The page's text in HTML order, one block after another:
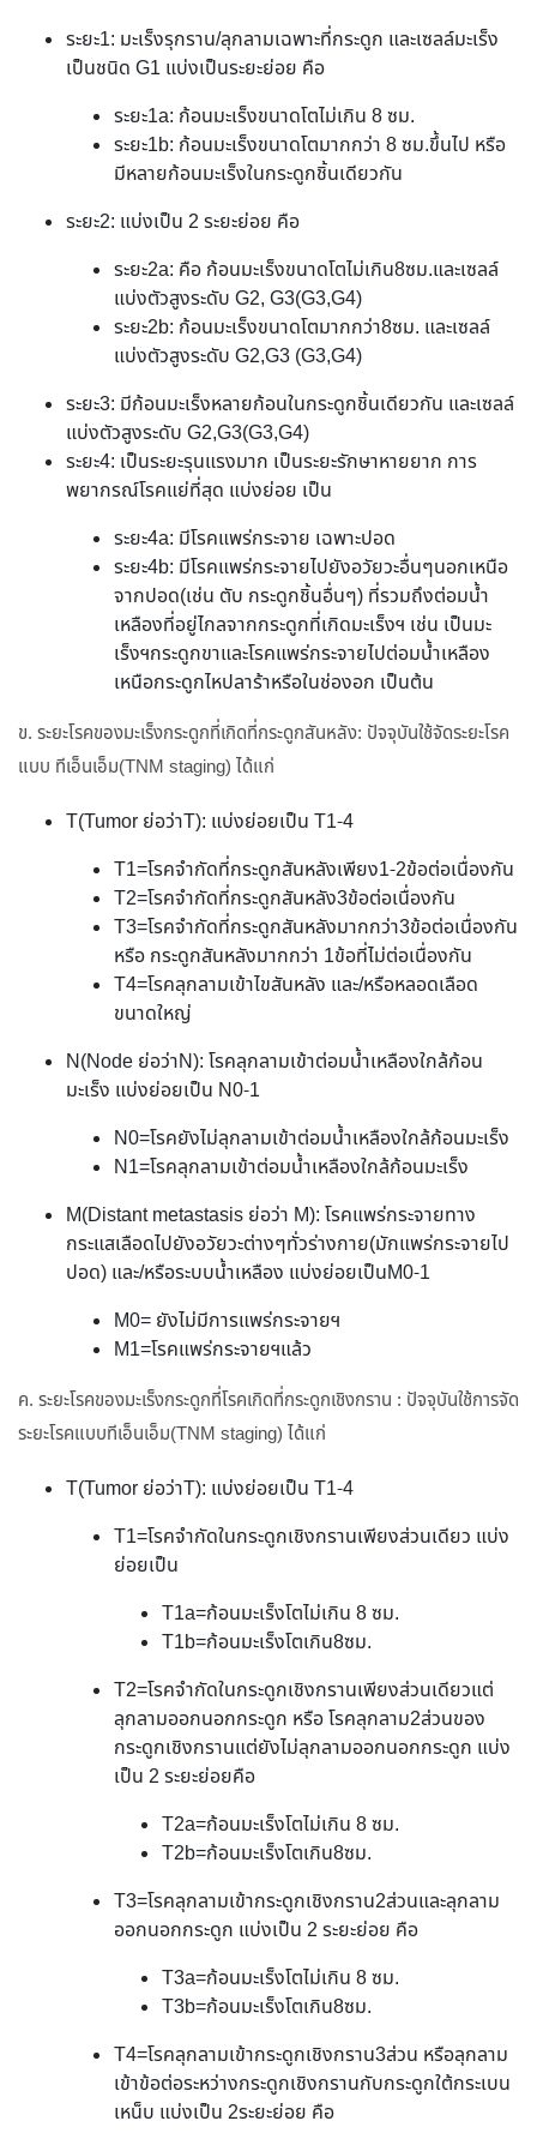
ระยะ1: มะเร็งรุกราน/ลุกลามเฉพาะที่กระดูก และเซลล์มะเร็ง
เป็นชนิด G1 แบ่งเป็นระยะย่อย คือ
ระยะ1a: ก้อนมะเร็งขนาดโตไม่เกิน 8 ซม.
ระยะ1b: ก้อนมะเร็งขนาดโตมากกว่า 8 ซม.ขึ้นไป หรือ
มีหลายก้อนมะเร็งในกระดูกชิ้นเดียวกัน
ระยะ2: แบ่งเป็น 2 ระยะย่อย คือ
ระยะ2a: คือ ก้อนมะเร็งขนาดโตไม่เกิน8ซม.และเซลล์
แบ่งตัวสูงระดับ G2, G3(G3,G4)
ระยะ2b: ก้อนมะเร็งขนาดโตมากกว่า8ซม. และเซลล์
แบ่งตัวสูงระดับ G2,G3 (G3,G4)
ระยะ3: มีก้อนมะเร็งหลายก้อนในกระดูกชิ้นเดียวกัน และเซลล์
แบ่งตัวสูงระดับ G2,G3(G3,G4)
ระยะ4: เป็นระยะรุนแรงมาก เป็นระยะรักษาหายยาก การ
พยากรณ์โรคแย่ที่สุด แบ่งย่อย เป็น
ระยะ4a: มีโรคแพร่กระจาย เฉพาะปอด
ระยะ4b: มีโรคแพร่กระจายไปยังอวัยวะอื่นๆนอกเหนือ
จากปอด(เช่น ตับ กระดูกชิ้นอื่นๆ) ที่รวมถึงต่อมน้ำ
เหลืองที่อยู่ไกลจากกระดูกที่เกิดมะเร็งฯ เช่น เป็นมะ
เร็งฯกระดูกขาและโรคแพร่กระจายไปต่อมน้ำเหลือง
เหนือกระดูกไหปลาร้าหรือในช่องอก เป็นต้น
ข. ระยะโรคของมะเร็งกระดูกที่เกิดที่กระดูกสันหลัง: ปัจจุบันใช้จัดระยะโรค
แบบ ทีเอ็นเอ็ม(TNM staging) ได้แก่
T(Tumor ย่อว่าT): แบ่งย่อยเป็น T1-4
T1=โรคจำกัดที่กระดูกสันหลังเพียง1-2ข้อต่อเนื่องกัน
T2=โรคจำกัดที่กระดูกสันหลัง3ข้อต่อเนื่องกัน
T3=โรคจำกัดที่กระดูกสันหลังมากกว่า3ข้อต่อเนื่องกัน
หรือ กระดูกสันหลังมากกว่า 1ข้อที่ไม่ต่อเนื่องกัน
T4=โรคลุกลามเข้าไขสันหลัง และ/หรือหลอดเลือด
ขนาดใหญ่
N(Node ย่อว่าN): โรคลุกลามเข้าต่อมน้ำเหลืองใกล้ก้อน
มะเร็ง แบ่งย่อยเป็น N0-1
N0=โรคยังไม่ลุกลามเข้าต่อมน้ำเหลืองใกล้ก้อนมะเร็ง
N1=โรคลุกลามเข้าต่อมน้ำเหลืองใกล้ก้อนมะเร็ง
M(Distant metastasis ย่อว่า M): โรคแพร่กระจายทาง
กระแสเลือดไปยังอวัยวะต่างๆทั่วร่างกาย(มักแพร่กระจายไป
ปอด) และ/หรือระบบน้ำเหลือง แบ่งย่อยเป็นM0-1
M0= ยังไม่มีการแพร่กระจายฯ
M1=โรคแพร่กระจายฯแล้ว
ค. ระยะโรคของมะเร็งกระดูกที่โรคเกิดที่กระดูกเชิงกราน : ปัจจุบันใช้การจัด
ระยะโรคแบบทีเอ็นเอ็ม(TNM staging) ได้แก่
T(Tumor ย่อว่าT): แบ่งย่อยเป็น T1-4
T1=โรคจำกัดในกระดูกเชิงกรานเพียงส่วนเดียว แบ่ง
ย่อยเป็น
T1a=ก้อนมะเร็งโตไม่เกิน 8 ซม.
T1b=ก้อนมะเร็งโตเกิน8ซม.
T2=โรคจำกัดในกระดูกเชิงกรานเพียงส่วนเดียวแต่
ลุกลามออกนอกกระดูก หรือ โรคลุกลาม2ส่วนของ
กระดูกเชิงกรานแต่ยังไม่ลุกลามออกนอกกระดูก แบ่ง
เป็น 2 ระยะย่อยคือ
T2a=ก้อนมะเร็งโตไม่เกิน 8 ซม.
T2b=ก้อนมะเร็งโตเกิน8ซม.
T3=โรคลุกลามเข้ากระดูกเชิงกราน2ส่วนและลุกลาม
ออกนอกกระดูก แบ่งเป็น 2 ระยะย่อย คือ
T3a=ก้อนมะเร็งโตไม่เกิน 8 ซม.
T3b=ก้อนมะเร็งโตเกิน8ซม.
T4=โรคลุกลามเข้ากระดูกเชิงกราน3ส่วน หรือลุกลาม
เข้าข้อต่อระหว่างกระดูกเชิงกรานกับกระดูกใต้กระเบน
เหน็บ แบ่งเป็น 2ระยะย่อย คือ